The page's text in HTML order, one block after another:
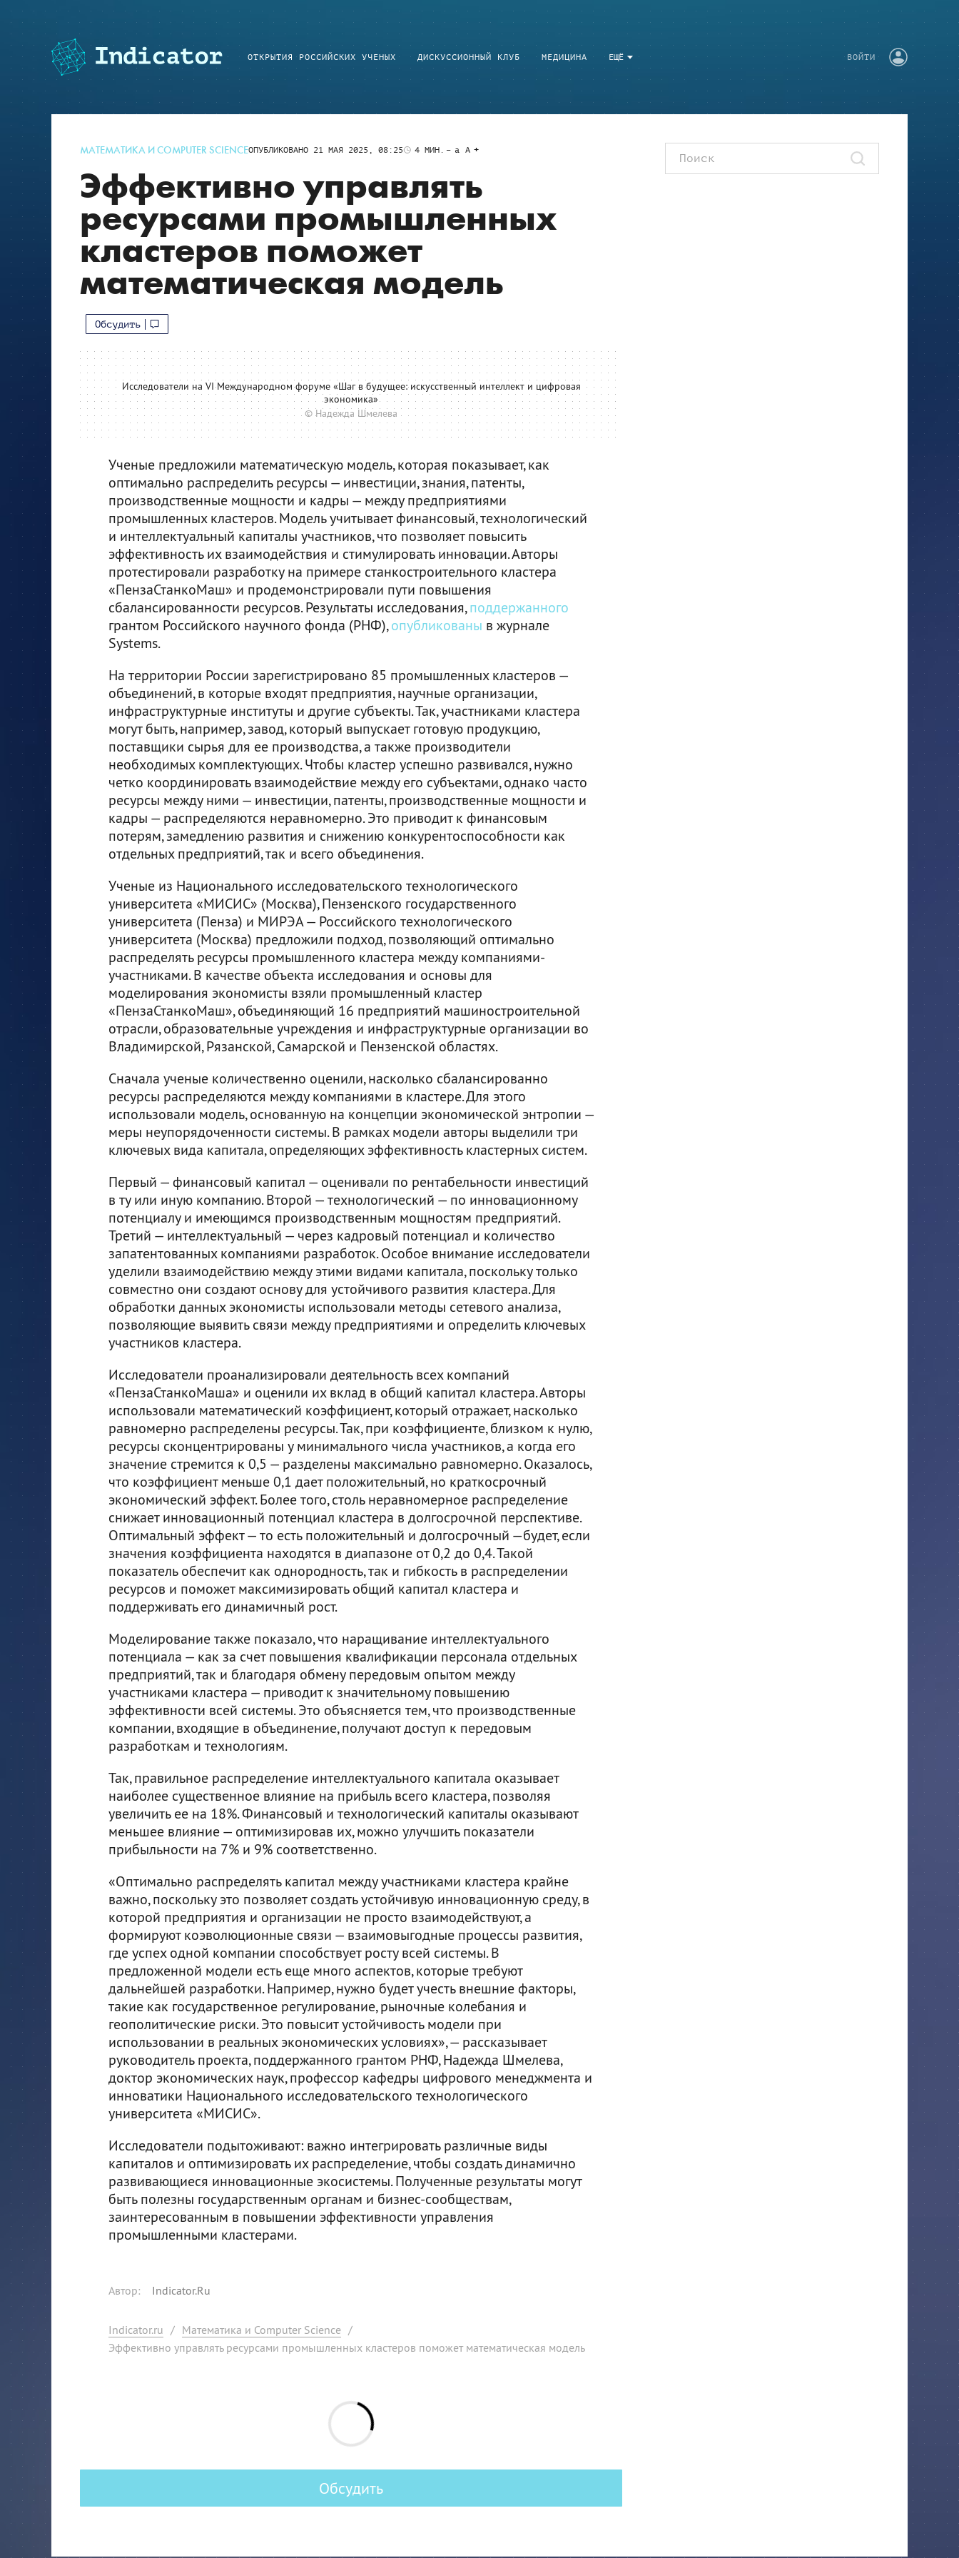
ЕЩЁ
ОТКРЫТИЯ РОССИЙСКИХ УЧЕНЫХ ДИСКУССИОННЫЙ КЛУБ МЕДИЦИНА ВОЙТИ
МАТЕМАТИКА И COMPUTER SCIENCEОПУБЛИКОВАНО 21 МАЯ 2025, 08:25 4 МИН. a A
Эффективно управлять
ресурсами промышленных
кластеров поможет
математическая модель
Обсудить
Исследователи на VI Международном форуме «Шаг в будущее: искусственный интеллект и цифровая
экономика»
© Надежда Шмелева
Ученые предложили математическую модель, которая показывает, как
оптимально распределить ресурсы — инвестиции, знания, патенты,
производственные мощности и кадры — между предприятиями
промышленных кластеров. Модель учитывает финансовый, технологический
и интеллектуальный капиталы участников, что позволяет повысить
эффективность их взаимодействия и стимулировать инновации. Авторы
протестировали разработку на примере станкостроительного кластера
«ПензаСтанкоМаш» и продемонстрировали пути повышения
сбалансированности ресурсов. Результаты исследования,поддержанного
грантом Российского научного фонда (РНФ),опубликованы в журнале
Systems.
На территории России зарегистрировано 85 промышленных кластеров —
объединений, в которые входят предприятия, научные организации,
инфраструктурные институты и другие субъекты. Так, участниками кластера
могут быть, например, завод, который выпускает готовую продукцию,
поставщики сырья для ее производства, а также производители
необходимых комплектующих. Чтобы кластер успешно развивался, нужно
четко координировать взаимодействие между его субъектами, однако часто
ресурсы между ними — инвестиции, патенты, производственные мощности и
кадры — распределяются неравномерно. Это приводит к финансовым
потерям, замедлению развития и снижению конкурентоспособности как
отдельных предприятий, так и всего объединения.
Ученые из Национального исследовательского технологического
университета «МИСИС» (Москва), Пензенского государственного
университета (Пенза) и МИРЭА — Российского технологического
университета (Москва) предложили подход, позволяющий оптимально
распределять ресурсы промышленного кластера между компаниями-
участниками. В качестве объекта исследования и основы для
моделирования экономисты взяли промышленный кластер
«ПензаСтанкоМаш», объединяющий 16 предприятий машиностроительной
отрасли, образовательные учреждения и инфраструктурные организации во
Владимирской, Рязанской, Самарской и Пензенской областях.
Сначала ученые количественно оценили, насколько сбалансированно
ресурсы распределяются между компаниями в кластере. Для этого
использовали модель, основанную на концепции экономической энтропии —
меры неупорядоченности системы. В рамках модели авторы выделили три
ключевых вида капитала, определяющих эффективность кластерных систем.
Первый — финансовый капитал — оценивали по рентабельности инвестиций
в ту или иную компанию. Второй — технологический — по инновационному
потенциалу и имеющимся производственным мощностям предприятий.
Третий — интеллектуальный — через кадровый потенциал и количество
запатентованных компаниями разработок. Особое внимание исследователи
уделили взаимодействию между этими видами капитала, поскольку только
совместно они создают основу для устойчивого развития кластера. Для
обработки данных экономисты использовали методы сетевого анализа,
позволяющие выявить связи между предприятиями и определить ключевых
участников кластера.
Исследователи проанализировали деятельность всех компаний
«ПензаСтанкоМаша» и оценили их вклад в общий капитал кластера. Авторы
использовали математический коэффициент, который отражает, насколько
равномерно распределены ресурсы. Так, при коэффициенте, близком к нулю,
ресурсы сконцентрированы у минимального числа участников, а когда его
значение стремится к 0,5 — разделены максимально равномерно. Оказалось,
что коэффициент меньше 0,1 дает положительный, но краткосрочный
экономический эффект. Более того, столь неравномерное распределение
снижает инновационный потенциал кластера в долгосрочной перспективе.
Оптимальный эффект — то есть положительный и долгосрочный —будет, если
значения коэффициента находятся в диапазоне от 0,2 до 0,4. Такой
показатель обеспечит как однородность, так и гибкость в распределении
ресурсов и поможет максимизировать общий капитал кластера и
поддерживать его динамичный рост.
Моделирование также показало, что наращивание интеллектуального
потенциала — как за счет повышения квалификации персонала отдельных
предприятий, так и благодаря обмену передовым опытом между
участниками кластера — приводит к значительному повышению
эффективности всей системы. Это объясняется тем, что производственные
компании, входящие в объединение, получают доступ к передовым
разработкам и технологиям.
Так, правильное распределение интеллектуального капитала оказывает
наиболее существенное влияние на прибыль всего кластера, позволяя
увеличить ее на 18%. Финансовый и технологический капиталы оказывают
меньшее влияние — оптимизировав их, можно улучшить показатели
прибыльности на 7% и 9% соответственно.
«Оптимально распределять капитал между участниками кластера крайне
важно, поскольку это позволяет создать устойчивую инновационную среду, в
которой предприятия и организации не просто взаимодействуют, а
формируют коэволюционные связи — взаимовыгодные процессы развития,
где успех одной компании способствует росту всей системы. В
предложенной модели есть еще много аспектов, которые требуют
дальнейшей разработки. Например, нужно будет учесть внешние факторы,
такие как государственное регулирование, рыночные колебания и
геополитические риски. Это повысит устойчивость модели при
использовании в реальных экономических условиях», — рассказывает
руководитель проекта, поддержанного грантом РНФ, Надежда Шмелева,
доктор экономических наук, профессор кафедры цифрового менеджмента и
инноватики Национального исследовательского технологического
университета «МИСИС».
Исследователи подытоживают: важно интегрировать различные виды
капиталов и оптимизировать их распределение, чтобы создать динамично
развивающиеся инновационные экосистемы. Полученные результаты могут
быть полезны государственным органам и бизнес-сообществам,
заинтересованным в повышении эффективности управления
промышленными кластерами.
Автор: Indicator.Ru
Indicator.ru / Математика и Computer Science /
Эффективно управлять ресурсами промышленных кластеров поможет математическая модель
Обсудить